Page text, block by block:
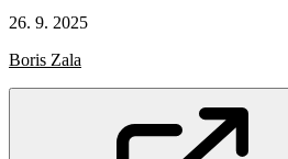
26. 9. 2025
Boris Zala